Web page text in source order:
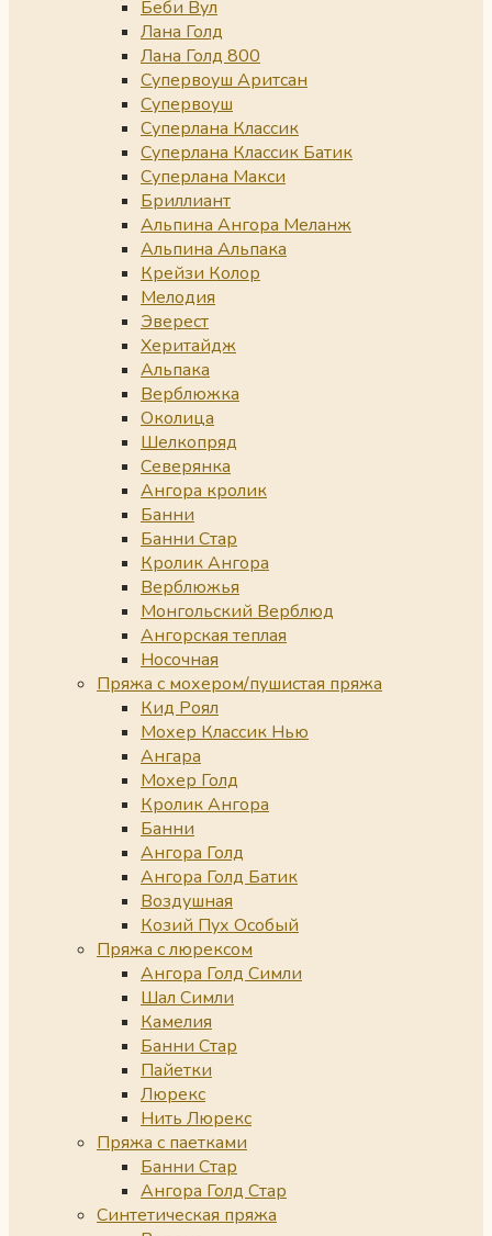
Беби Вул
Лана Голд
Лана Голд 800
Супервоуш Аритсан
Супервоуш
Суперлана Классик
Суперлана Классик Батик
Суперлана Макси
Бриллиант
Альпина Ангора Меланж
Альпина Альпака
Крейзи Колор
Мелодия
Эверест
Херитайдж
Альпака
Верблюжка
Околица
Шелкопряд
Северянка
Ангора кролик
Банни
Банни Стар
Кролик Ангора
Верблюжья
Монгольский Верблюд
Ангорская теплая
Носочная
Пряжа с мохером/пушистая пряжа
Кид Роял
Мохер Классик Нью
Ангара
Мохер Голд
Кролик Ангора
Банни
Ангора Голд
Ангора Голд Батик
Воздушная
Козий Пух Особый
Пряжа с люрексом
Ангора Голд Симли
Шал Симли
Камелия
Банни Стар
Пайетки
Люрекс
Нить Люрекс
Пряжа с паетками
Банни Стар
Ангора Голд Стар
Синтетическая пряжа